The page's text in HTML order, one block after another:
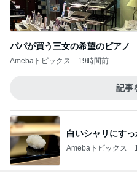
パパが買う三女の希望のピアノ
Amebaトピックス 19時間前
記事
白いシャリにす
Amebaトピックス